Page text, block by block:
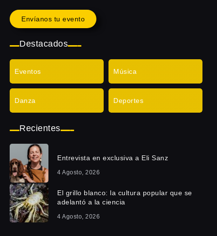
Envíanos tu evento
Destacados
Eventos Música
Danza Deportes
Recientes
Entrevista en exclusiva a Eli Sanz
4 Agosto, 2026
El grillo blanco: la cultura popular que se
adelantó a la ciencia
4 Agosto, 2026